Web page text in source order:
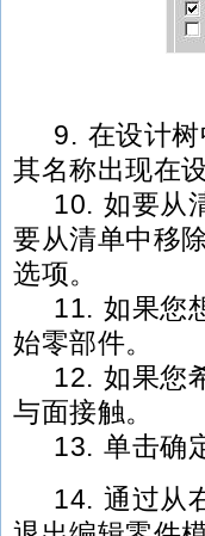
9. 在设计树
其名称出现在
10. 如要从清
要从清单中移
选项。
11. 如果您想
始零部件。
12. 如果您希
与面接触。
13. 单击确定
14. 通过从右